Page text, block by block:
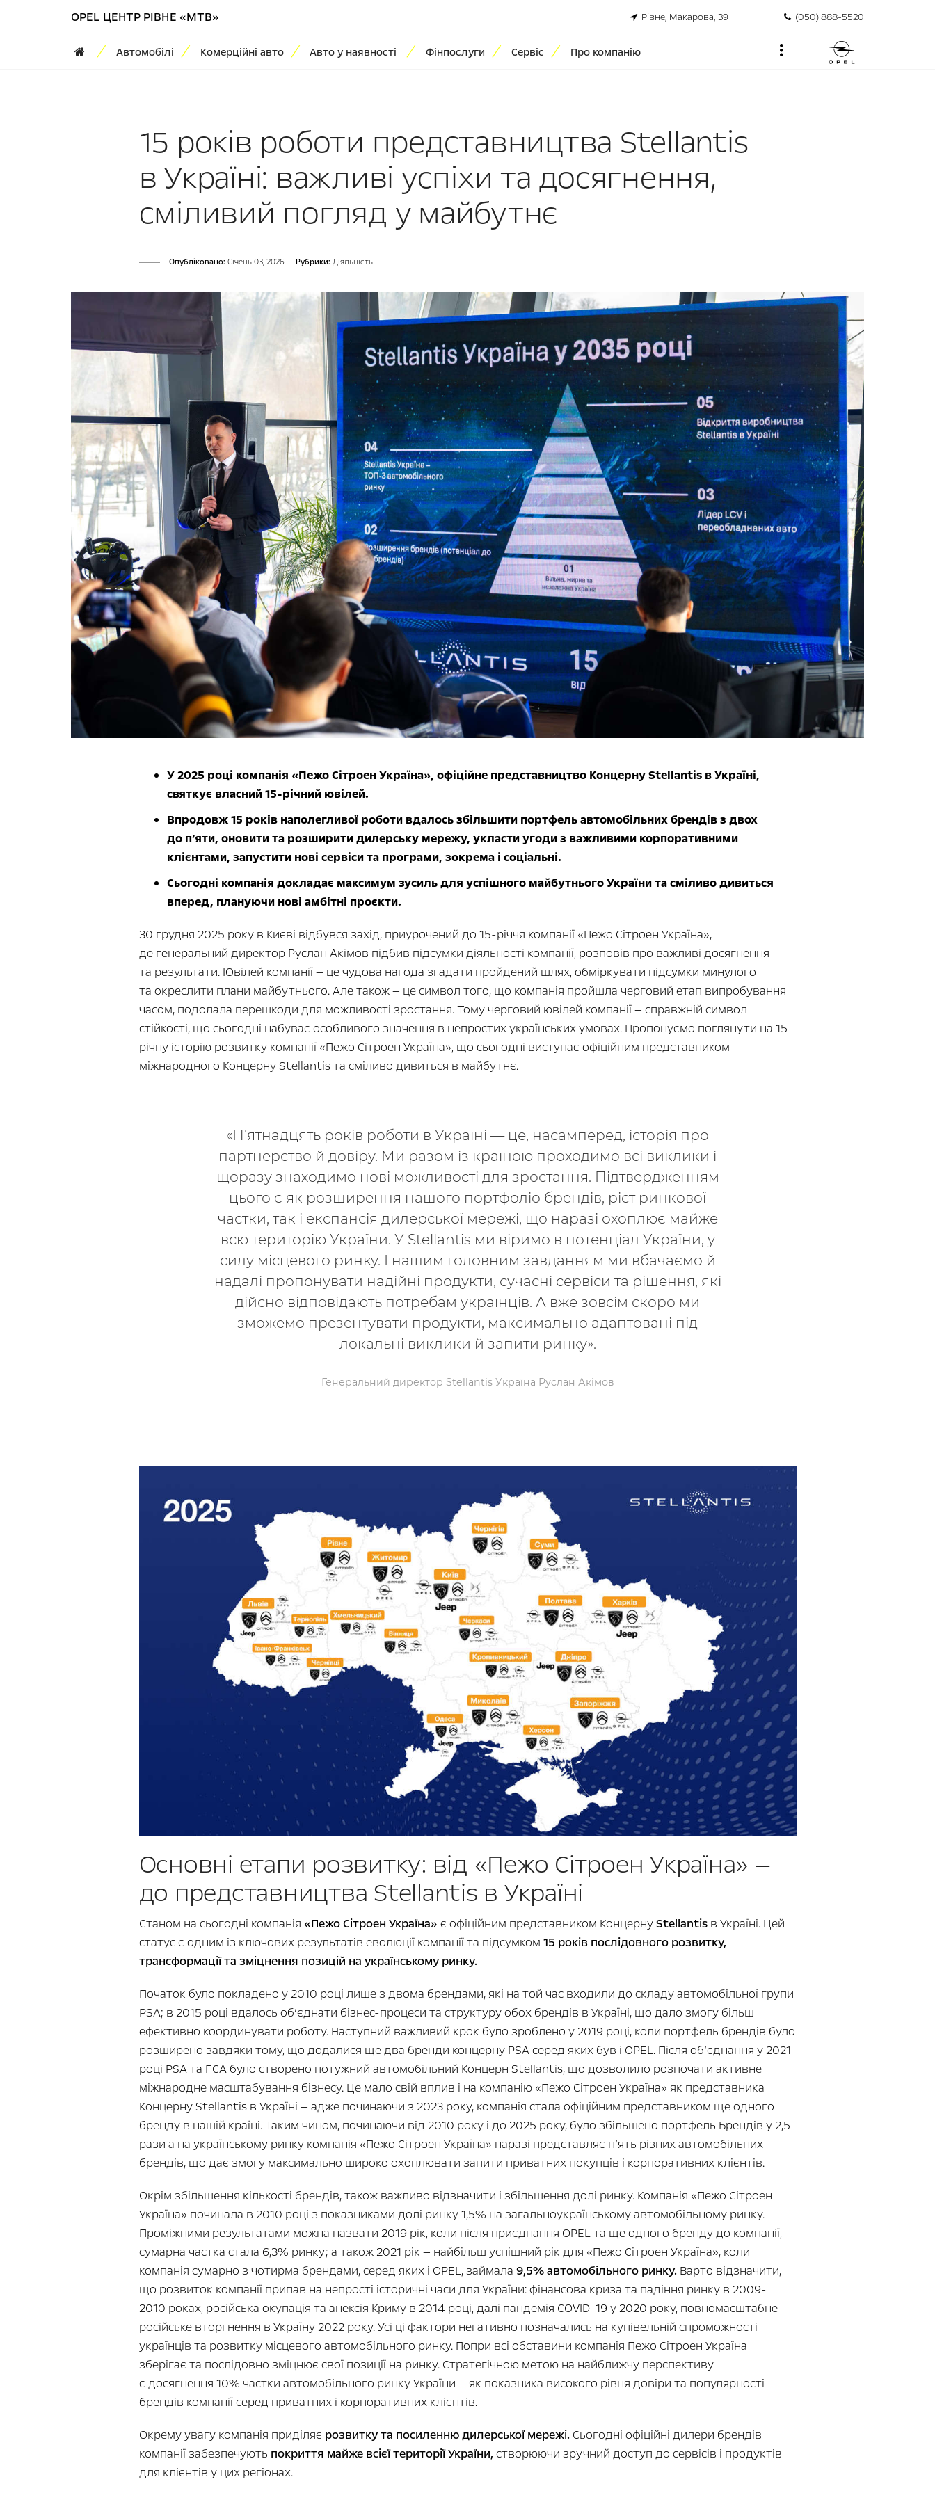
OPEL ЦЕНТР РІВНЕ «МТВ» Рівне, Макарова, 39 (050) 888-5520
Автомобілі Комерційні авто Авто у наявності Фінпослуги Сервіс Про компанію
15 років роботи представництва Stellantis
в Україні: важливі успіхи та досягнення,
сміливий погляд у майбутнє
Опубліковано: Cічень 03, 2026 Рубрики: Діяльність
У 2025 році компанія «Пежо Сітроен Україна», офіційне представництво Концерну Stellantis в Україні,
святкує власний 15-річний ювілей.
Впродовж 15 років наполегливої роботи вдалось збільшити портфель автомобільних брендів з двох
до п’яти, оновити та розширити дилерську мережу, укласти угоди з важливими корпоративними
клієнтами, запустити нові сервіси та програми, зокрема і соціальні.
Сьогодні компанія докладає максимум зусиль для успішного майбутнього України та сміливо дивиться
вперед, плануючи нові амбітні проєкти.
30 грудня 2025 року в Києві відбувся захід, приурочений до 15-річчя компанії «Пежо Сітроен Україна»,
де генеральний директор Руслан Акімов підбив підсумки діяльності компанії, розповів про важливі досягнення
та результати. Ювілей компанії — це чудова нагода згадати пройдений шлях, обміркувати підсумки минулого
та окреслити плани майбутнього. Але також — це символ того, що компанія пройшла черговий етап випробування
часом, подолала перешкоди для можливості зростання. Тому черговий ювілей компанії — справжній символ
стійкості, що сьогодні набуває особливого значення в непростих українських умовах. Пропонуємо поглянути на 15-
річну історію розвитку компанії «Пежо Сітроен Україна», що сьогодні виступає офіційним представником
міжнародного Концерну Stellantis та сміливо дивиться в майбутнє.
«П’ятнадцять років роботи в Україні — це, насамперед, історія про
партнерство й довіру. Ми разом із країною проходимо всі виклики і
щоразу знаходимо нові можливості для зростання. Підтвердженням
цього є як розширення нашого портфоліо брендів, ріст ринкової
частки, так і експансія дилерської мережі, що наразі охоплює майже
всю територію України. У Stellantis ми віримо в потенціал України, у
силу місцевого ринку. І нашим головним завданням ми вбачаємо й
надалі пропонувати надійні продукти, сучасні сервіси та рішення, які
дійсно відповідають потребам українців. А вже зовсім скоро ми
зможемо презентувати продукти, максимально адаптовані під
локальні виклики й запити ринку».
Генеральний директор Stellantis Україна Руслан Акімов
Основні етапи розвитку: від «Пежо Сітроен Україна» —
до представництва Stellantis в Україні
Станом на сьогодні компанія «Пежо Сітроен Україна» є офіційним представником КонцернуStellantisв Україні. Цей
статус є одним із ключових результатів еволюції компанії та підсумком 15 років послідовного розвитку,
трансформації та зміцнення позицій на українському ринку.
Початок було покладено у 2010 році лише з двома брендами, які на той час входили до складу автомобільної групи
PSA; в 2015 році вдалось об’єднати бізнес-процеси та структуру обох брендів в Україні, що дало змогу більш
ефективно координувати роботу. Наступний важливий крок було зроблено у 2019 році, коли портфель брендів було
розширено завдяки тому, що додалися ще два бренди концерну PSA серед яких був і OPEL. Після об’єднання у 2021
році PSA та FCA було створено потужний автомобільний Концерн Stellantis, що дозволило розпочати активне
міжнародне масштабування бізнесу. Це мало свій вплив і на компанію «Пежо Сітроен Україна» як представника
Концерну Stellantis в Україні — адже починаючи з 2023 року, компанія стала офіційним представником ще одного
бренду в нашій країні. Таким чином, починаючи від 2010 року і до 2025 року, було збільшено портфель Брендів у 2,5
рази а на українському ринку компанія «Пежо Сітроен Україна» наразі представляє п’ять різних автомобільних
брендів, що дає змогу максимально широко охоплювати запити приватних покупців і корпоративних клієнтів.
Окрім збільшення кількості брендів, також важливо відзначити і збільшення долі ринку. Компанія «Пежо Сітроен
Україна» починала в 2010 році з показниками долі ринку 1,5% на загальноукраїнському автомобільному ринку.
Проміжними результатами можна назвати 2019 рік, коли після приєднання OPEL та ще одного бренду до компанії,
сумарна частка стала 6,3% ринку; а також 2021 рік — найбільш успішний рік для «Пежо Сітроен Україна», коли
компанія сумарно з чотирма брендами, серед яких і OPEL, займала 9,5% автомобільного ринку.Варто відзначити,
що розвиток компанії припав на непрості історичні часи для України: фінансова криза та падіння ринку в 2009-
2010 роках, російська окупація та анексія Криму в 2014 році, далі пандемія COVID-19 у 2020 року, повномасштабне
російське вторгнення в Україну 2022 року. Усі ці фактори негативно позначались на купівельній спроможності
українців та розвитку місцевого автомобільного ринку. Попри всі обставини компанія Пежо Сітроен Україна
зберігає та послідовно зміцнює свої позиції на ринку. Стратегічною метою на найближчу перспективу
є досягнення 10% частки автомобільного ринку України — як показника високого рівня довіри та популярності
брендів компанії серед приватних і корпоративних клієнтів.
Окрему увагу компанія приділяє розвитку та посиленню дилерської мережі.Сьогодні офіційні дилери брендів
компанії забезпечують покриття майже всієї території України, створюючи зручний доступ до сервісів і продуктів
для клієнтів у цих регіонах.